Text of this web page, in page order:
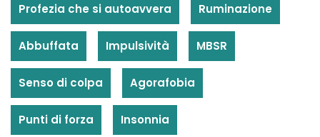
Profezia che si autoavvera Ruminazione
Abbuffata Impulsività MBSR
Senso di colpa Agorafobia
Punti di forza Insonnia